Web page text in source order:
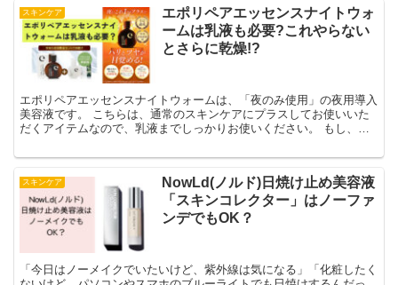
スキンケア
エポリペアエッセンスナイトウォ
ームは乳液も必要?これやらない
とさらに乾燥!?
エポリペアエッセンスナイトウォームは、「夜のみ使用」の夜用導入
美容液です。 こちらは、通常のスキンケアにプラスしてお使いいた
だくアイテムなので、乳液までしっかりお使いください。 もし、エ
さらなる肌乾燥につながりかねません。 「さらに乾燥するかもって
どうゆうこと？」って思われたかもしれません。 こちらについて説
明します。 エポリペアエッセンスナイトウォームは、「導入美容
液」で肌を柔らかくして肌を整えてくれます。 ですが、普通の美容
液のように保湿成分がたっぷり配合されているわけではありません。
”肌を柔らかくして肌を整える”ことで、美容成分をなじみやすくしま
す。 その美容成分を、化粧水や乳液（もしくはクリーム）などのス
キンケアで補う必要があるのです。
スキンケア
NowLd(ノルド)日焼け止め美容液
「スキンコレクター」はノーファ
ンデでもOK？
「今日はノーメイクでいたいけど、紫外線は気になる」「化粧したく